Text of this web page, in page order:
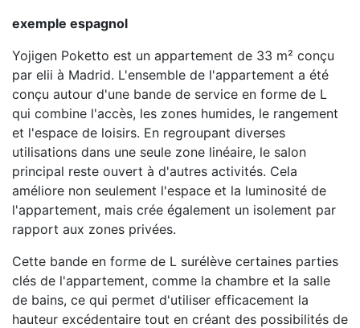
exemple espagnol
Yojigen Poketto est un appartement de 33 m² conçu
par elii à Madrid. L'ensemble de l'appartement a été
conçu autour d'une bande de service en forme de L
qui combine l'accès, les zones humides, le rangement
et l'espace de loisirs. En regroupant diverses
utilisations dans une seule zone linéaire, le salon
principal reste ouvert à d'autres activités. Cela
améliore non seulement l'espace et la luminosité de
l'appartement, mais crée également un isolement par
rapport aux zones privées.
Cette bande en forme de L surélève certaines parties
clés de l'appartement, comme la chambre et la salle
de bains, ce qui permet d'utiliser efficacement la
hauteur excédentaire tout en créant des possibilités de